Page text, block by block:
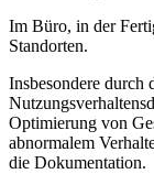
Im Büro, in der
Standorten.
Insbesondere durch
Optimierung von
abnormalem
die Dokumentation.